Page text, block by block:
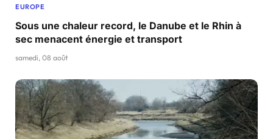
EUROPE
Sous une chaleur record, le Danube et le Rhin à
sec menacent énergie et transport
samedi, 08 août